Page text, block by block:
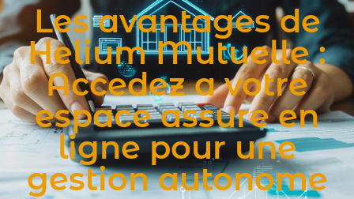
Les avantages de
Helium Mutuelle :
Accedez a votre
espace assure en
ligne pour une
gestion autonome